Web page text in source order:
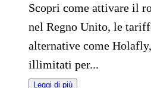
Scopri come attivare il
nel Regno Unito, le
alternative come
illimitati per...
Leggi di più